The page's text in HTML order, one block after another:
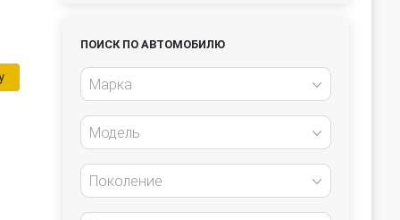
ПОИСК ПО АВТОМОБИЛЮ
Марка
Модель
Поколение